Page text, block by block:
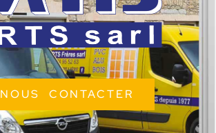
NOUS CONTACTER